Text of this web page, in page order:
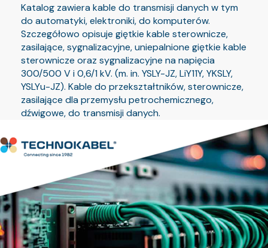
Katalog zawiera kable do transmisji danych w tym
do automatyki, elektroniki, do komputerów.
Szczegółowo opisuje giętkie kable sterownicze,
zasilające, sygnalizacyjne, uniepalnione giętkie kable
sterownicze oraz sygnalizacyjne na napięcia
300/500 V i 0,6/1 kV. (m. in. YSLY-JZ, LiY11Y, YKSLY,
YSLYu-JZ). Kable do przekształtników, sterownicze,
zasilające dla przemysłu petrochemicznego,
dźwigowe, do transmisji danych.